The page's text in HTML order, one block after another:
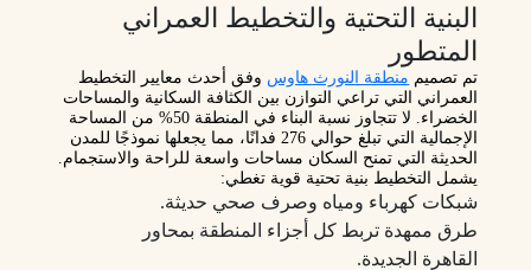
البنية التحتية والتخطيط العمراني
المتطور
تم تصميم منطقة النورث هاوس وفق أحدث معايير التخطيط
العمراني التي تراعي التوازن بين الكثافة السكانية والمساحات
الخضراء. لا تتجاوز نسبة البناء في المنطقة 50% من المساحة
الإجمالية التي تبلغ حوالي 276 فدانًا
، مما يجعلها نموذجًا للمدن
الحديثة التي تمنح السكان مساحات واسعة للراحة والاستجمام.
يشمل التخطيط بنية تحتية قوية تغطي:
شبكات كهرباء ومياه وصرف صحي حديثة.
طرق ممهدة تربط كل أجزاء المنطقة بمحاور
القاهرة الجديدة.